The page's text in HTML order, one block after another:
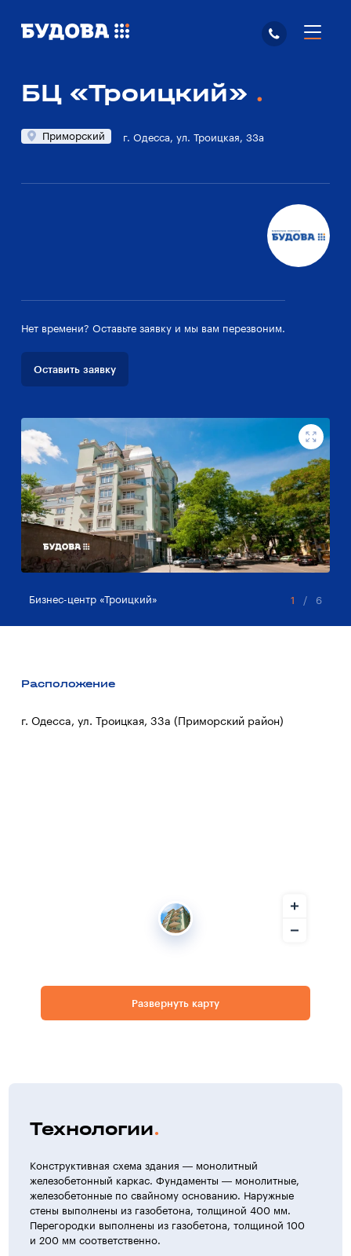
БЦ «Троицкий»
Приморский г. Одесса, ул. Троицкая, 33а
Нет времени? Оставьте заявку и мы вам перезвоним.
Оставить заявку
Бизнес-центр «Троицкий» 1 / 6
Расположение
г. Одесса, ул. Троицкая, 33а (Приморский район)
Развернуть карту
Технологии
Конструктивная схема здания — монолитный
железобетонный каркас. Фундаменты — монолитные,
железобетонные по свайному основанию. Наружные
стены выполнены из газобетона, толщиной 400 мм.
Перегородки выполнены из газобетона, толщиной 100
и 200 мм соответственно.